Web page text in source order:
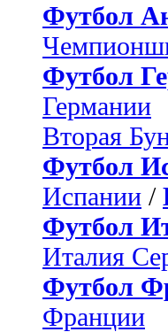
Футбол
Футбол
Германии
Вторая
Футбол
Испании /
Футбол
Италия
Футбол
Франции